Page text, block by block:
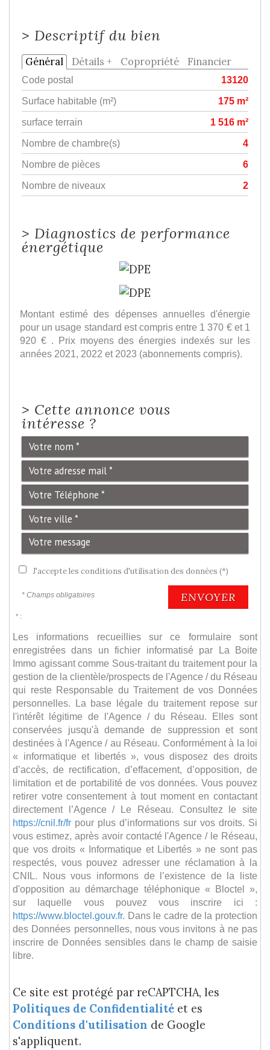
> Descriptif du bien
Général Détails + Copropriété Financier
Code postal
13120
Surface habitable (m²)
175 m²
surface terrain
1 516 m²
Nombre de chambre(s)
4
Nombre de pièces
6
Nombre de niveaux
2
> Diagnostics de performance
énergétique
Montant estimé des dépenses annuelles d'énergie
pour un usage standard est compris entre 1 370 € et 1
920 € . Prix moyens des énergies indexés sur les
années 2021, 2022 et 2023 (abonnements compris).
> Cette annonce vous
intéresse ?
J'accepte les conditions d'utilisation des données (*)
* Champs obligatoires ENVOYER
* :
Les informations recueillies sur ce formulaire sont
enregistrées dans un fichier informatisé par La Boite
Immo agissant comme Sous-traitant du traitement pour la
gestion de la clientèle/prospects de l'Agence / du Réseau
qui reste Responsable du Traitement de vos Données
personnelles. La base légale du traitement repose sur
l'intérêt légitime de l'Agence / du Réseau. Elles sont
conservées jusqu'à demande de suppression et sont
destinées à l'Agence / au Réseau. Conformément à la loi
« informatique et libertés », vous disposez des droits
d’accès, de rectification, d’effacement, d’opposition, de
limitation et de portabilité de vos données. Vous pouvez
retirer votre consentement à tout moment en contactant
directement l’Agence / Le Réseau. Consultez le site
https://cnil.fr/fr pour plus d’informations sur vos droits. Si
vous estimez, après avoir contacté l'Agence / le Réseau,
que vos droits « Informatique et Libertés » ne sont pas
respectés, vous pouvez adresser une réclamation à la
CNIL. Nous vous informons de l’existence de la liste
d'opposition au démarchage téléphonique « Bloctel »,
sur laquelle vous pouvez vous inscrire ici :
https://www.bloctel.gouv.fr. Dans le cadre de la protection
des Données personnelles, nous vous invitons à ne pas
inscrire de Données sensibles dans le champ de saisie
libre.
Ce site est protégé par reCAPTCHA, les
Politiques de Confidentialité et es
Conditions d'utilisation de Google
s'appliquent.